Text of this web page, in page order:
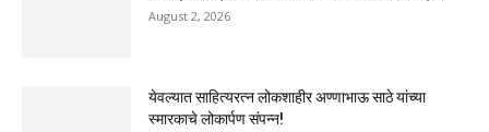
August 2, 2026
येवल्यात साहित्यरत्न लोकशाहीर अण्णाभाऊ साठे यांच्या
स्मारकाचे लोकार्पण संपन्न!